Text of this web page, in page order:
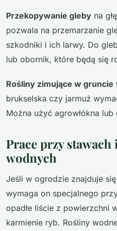
Przekopywanie gleby na
pozwala na przemarzanie
szkodniki i ich larwy. Do
lub obornik, które będą się
Rośliny zimujące w gruncie
brukselska czy jarmuż
Można użyć agrowłókna lub
Prace przy stawach
wodnych
Jeśli w ogrodzie znajduje się
wymaga on specjalnego
opadłe liście z powierzchni
karmienie ryb. Rośliny